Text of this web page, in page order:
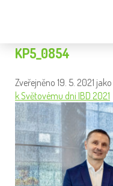
KP5_0854
Zveřejněno 19. 5. 2021 jako
k Světovému dni IBD 2021